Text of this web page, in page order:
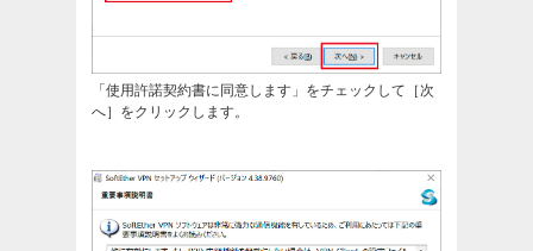
「使用許諾契約書に同意します」をチェックして［次
へ］をクリックします。